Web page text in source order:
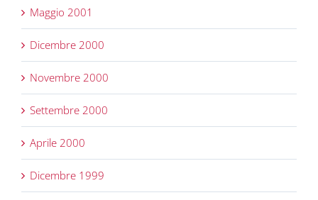
Maggio 2001
Dicembre 2000
Novembre 2000
Settembre 2000
Aprile 2000
Dicembre 1999